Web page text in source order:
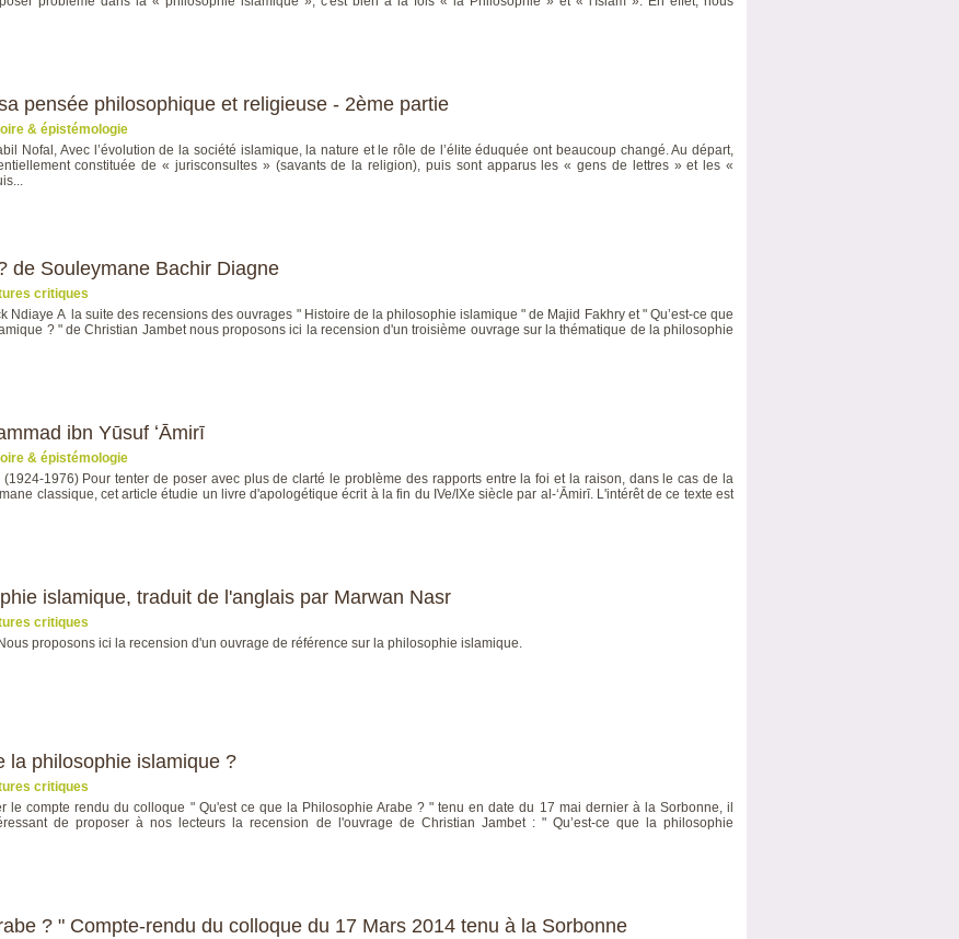
pensée philosophique et religieuse - 2ème partie
& épistémologie
Nofal, Avec l’évolution de la société islamique, la nature et le rôle de l’élite éduquée ont beaucoup changé. Au départ,
constituée de « jurisconsultes » (savants de la religion), puis sont apparus les « gens de lettres » et les «
de Souleymane Bachir Diagne
critiques
Ndiaye A la suite des recensions des ouvrages " Histoire de la philosophie islamique " de Majid Fakhry et " Qu’est-ce que
? " de Christian Jambet nous proposons ici la recension d'un troisième ouvrage sur la thématique de la philosophie
ibn Yūsuf ʻĀmirī
& épistémologie
(1924-1976) Pour tenter de poser avec plus de clarté le problème des rapports entre la foi et la raison, dans le cas de la
classique, cet article étudie un livre d'apologétique écrit à la fin du IVe/IXe siècle par al-ʻĀmirī. L'intérêt de ce texte est
islamique, traduit de l'anglais par Marwan Nasr
critiques
proposons ici la recension d'un ouvrage de référence sur la philosophie islamique.
la philosophie islamique ?
critiques
le compte rendu du colloque " Qu'est ce que la Philosophie Arabe ? " tenu en date du 17 mai dernier à la Sorbonne, il
de proposer à nos lecteurs la recension de l'ouvrage de Christian Jambet : " Qu’est-ce que la philosophie
? " Compte-rendu du colloque du 17 Mars 2014 tenu à la Sorbonne